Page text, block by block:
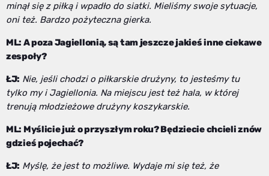
minął się z piłką i wpadło do siatki. Mieliśmy swoje sytuacje,
oni też. Bardzo pożyteczna gierka.
ML: A poza Jagiellonią, są tam jeszcze jakieś inne ciekawe
zespoły?
ŁJ: Nie, jeśli chodzi o piłkarskie drużyny, to jesteśmy tu
tylko my i Jagiellonia. Na miejscu jest też hala, w której
trenują młodzieżowe drużyny koszykarskie.
ML: Myślicie już o przyszłym roku? Będziecie chcieli znów
gdzieś pojechać?
ŁJ: Myślę, że jest to możliwe. Wydaje mi się też, że